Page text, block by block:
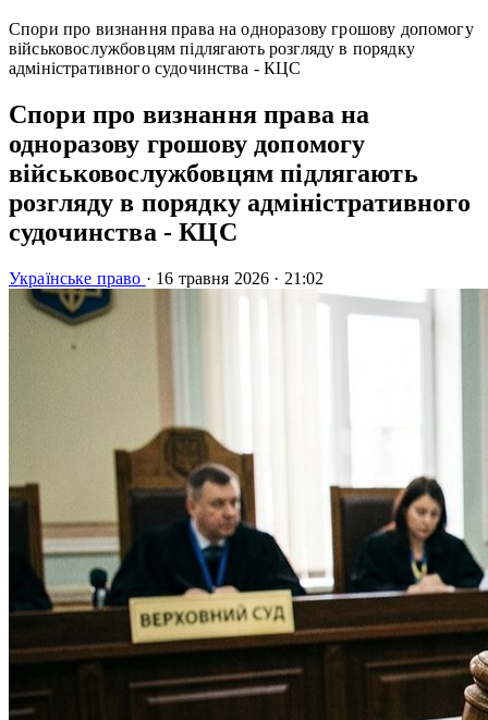
Спори про визнання права на одноразову грошову допомогу
військовослужбовцям підлягають розгляду в порядку
адміністративного судочинства - КЦС
Спори про визнання права на
одноразову грошову допомогу
військовослужбовцям підлягають
розгляду в порядку адміністративного
судочинства - КЦС
Українське право · 16 травня 2026 · 21:02